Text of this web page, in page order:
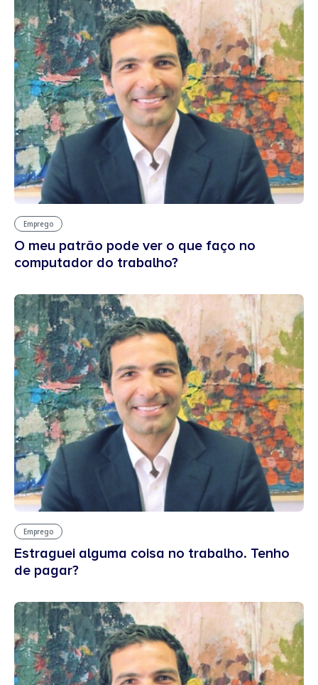
Emprego
O meu patrão pode ver o que faço no
computador do trabalho?
Emprego
Estraguei alguma coisa no trabalho. Tenho
de pagar?